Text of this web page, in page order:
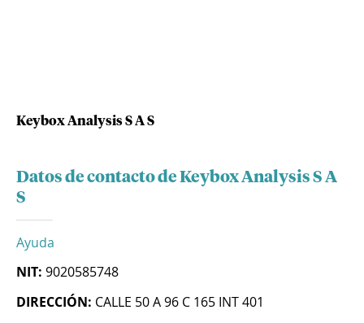
Keybox Analysis S A S
Datos de contacto de Keybox Analysis S A
S
Ayuda
NIT: 9020585748
DIRECCIÓN: CALLE 50 A 96 C 165 INT 401